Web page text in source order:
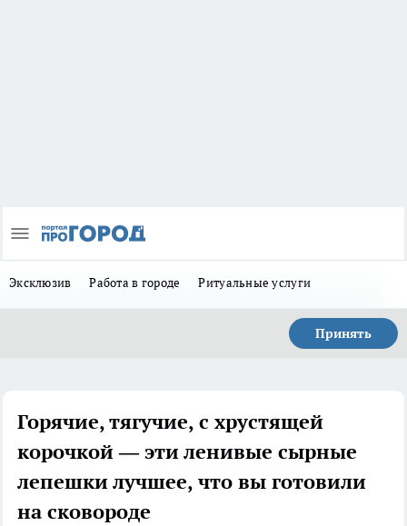
Эксклюзив Работа в городе Ритуальные услуги
Принять
Горячие, тягучие, с хрустящей
корочкой — эти ленивые сырные
лепешки лучшее, что вы готовили
на сковороде